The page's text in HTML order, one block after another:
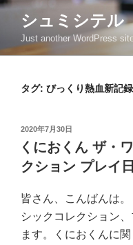
コ
ン
シュミシテル
Just another WordPress
タグ: びっくり熱血新記
投
稿
日:
2020年7月30日
くにおくん ザ・
クション プレイ
皆さん、こんばんは
シックコレクション
ます。くにおくんに